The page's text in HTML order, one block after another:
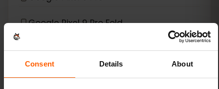
Consent Details About
Google Pixel 9 Pro Fold
Google Pixel 9 Pro XL
Google Pixel Fold